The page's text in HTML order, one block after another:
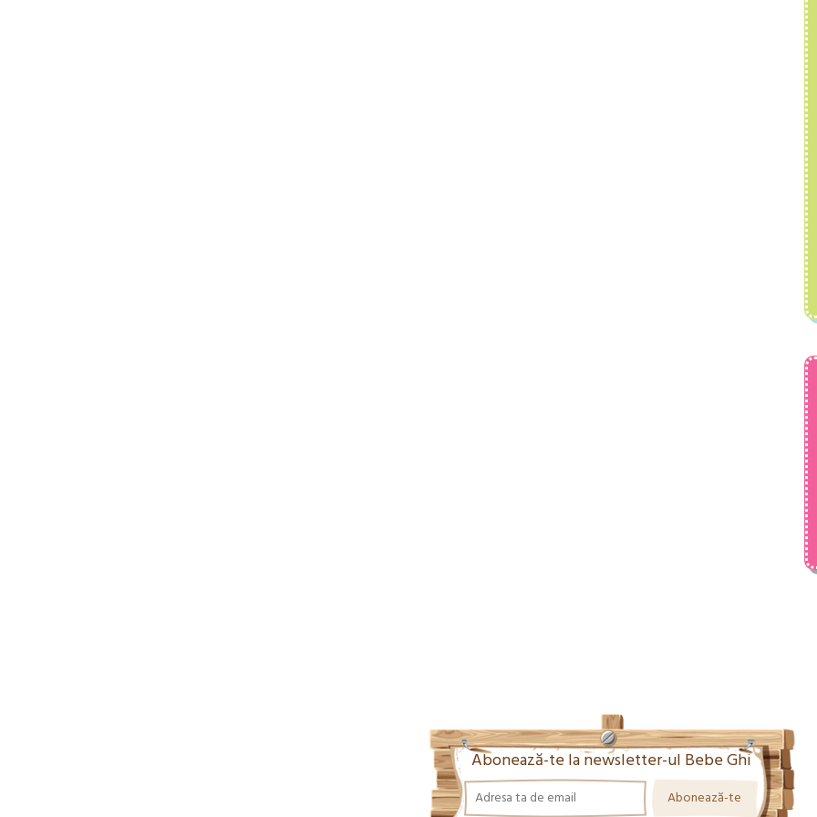
Abonează-te la newsletter-ul Bebe Ghi